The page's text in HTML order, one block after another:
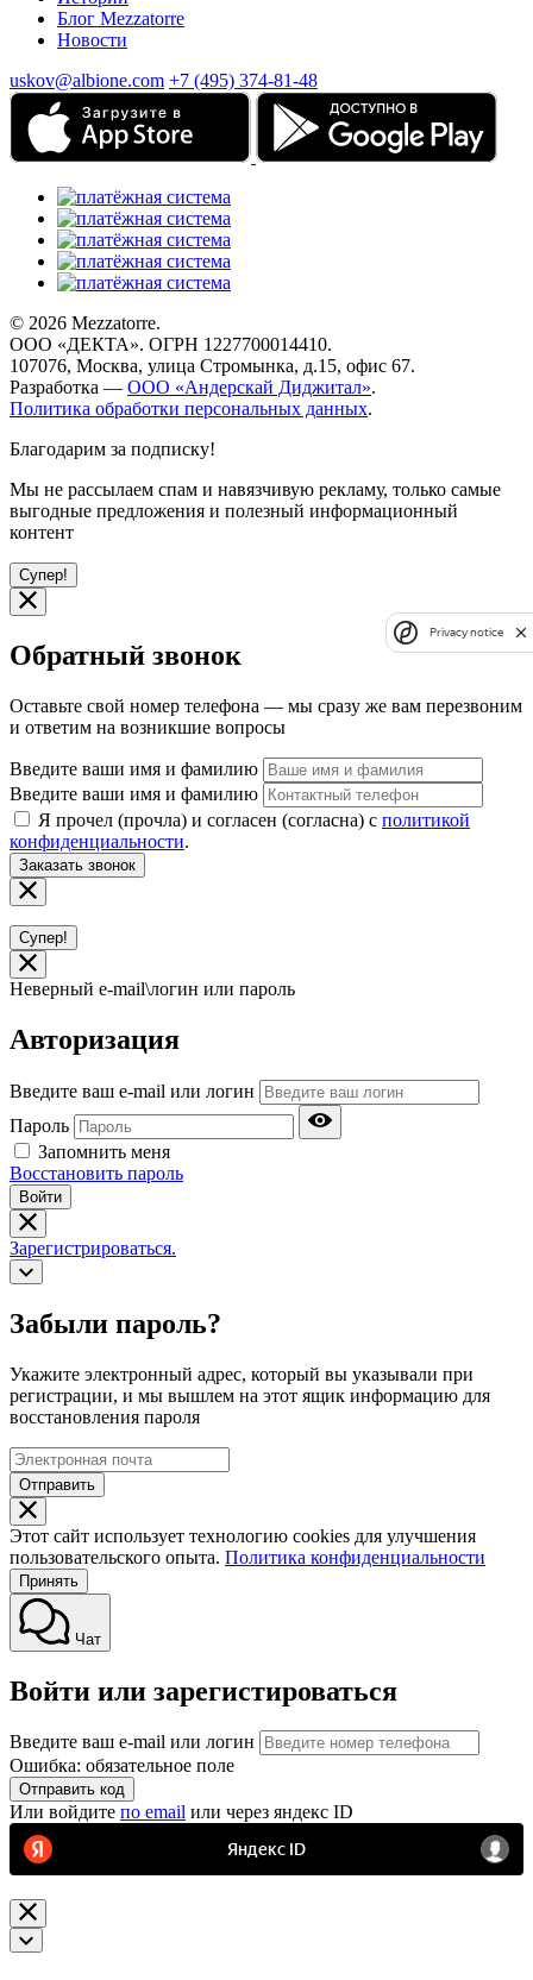
Блог Mezzatorre
Новости
uskov@albione.com +7 (495) 374-81-48
© 2026 Mezzatorre.
ООО «ДЕКТА». ОГРН 1227700014410.
107076, Москва, улица Стромынка, д.15, офис 67.
Разработка — ООО «Андерскай Диджитал».
Политика обработки персональных данных.
Благодарим за подписку!
Мы не рассылаем спам и навязчивую рекламу, только самые
выгодные предложения и полезный информационный
контент
Супер!
Обратный звонок
Оставьте свой номер телефона — мы сразу же вам перезвоним
и ответим на возникшие вопросы
Введите ваши имя и фамилию
Введите ваши имя и фамилию
Я прочел (прочла) и согласен (согласна) с политикой
конфиденциальности.
Заказать звонок
Супер!
Неверный e-mail\логин или пароль
Авторизация
Введите ваш e-mail или логин
Пароль
Запомнить меня
Восстановить пароль
Войти
Зарегистрироваться.
Забыли пароль?
Укажите электронный адрес, который вы указывали при
регистрации, и мы вышлем на этот ящик информацию для
восстановления пароля
Отправить
Этот сайт использует технологию cookies для улучшения
пользовательского опыта. Политика конфиденциальности
Принять
Чат
Войти или зарегистироваться
Введите ваш e-mail или логин
Ошибка: обязательное поле
Отправить код
Или войдите по email или через яндекс ID
Privacy notice